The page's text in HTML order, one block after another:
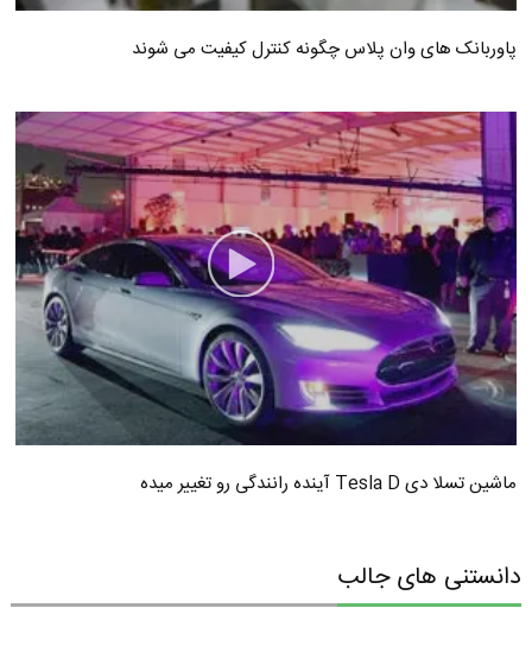
پاوربانک های وان پلاس چگونه کنترل کیفیت می شوند
ماشین تسلا دی Tesla D آینده رانندگی رو تغییر میده
دانستنی های جالب